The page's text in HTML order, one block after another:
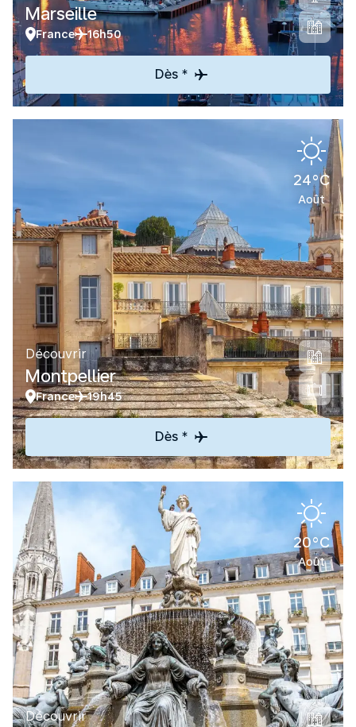
Marseille
France 16h50
Dès *
24°C
Août
Découvrir
Montpellier
France 19h45
Dès *
20°C
Août
Découvrir